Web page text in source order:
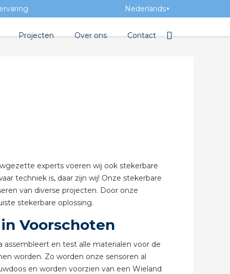
experts voeren wij ook stekerbare
techniek is, daar zijn wij! Onze stekerbare
van diverse projecten. Door onze
stekerbare oplossing.
Voorschoten
assembleert en test alle materialen voor de
worden. Zo worden onze sensoren al
en worden voorzien van een Wieland
Nederlands ▼
Projecten Over ons
Nieuws
Contact